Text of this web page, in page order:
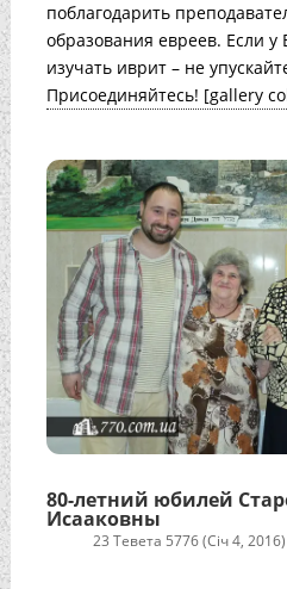
поблагодарить
образования евреев. Если у
изучать иврит – не
Присоединяйтесь! [gallery
80-летний юбилей
Исааковны
23 Тевета 5776 (Січ 4, 2016)